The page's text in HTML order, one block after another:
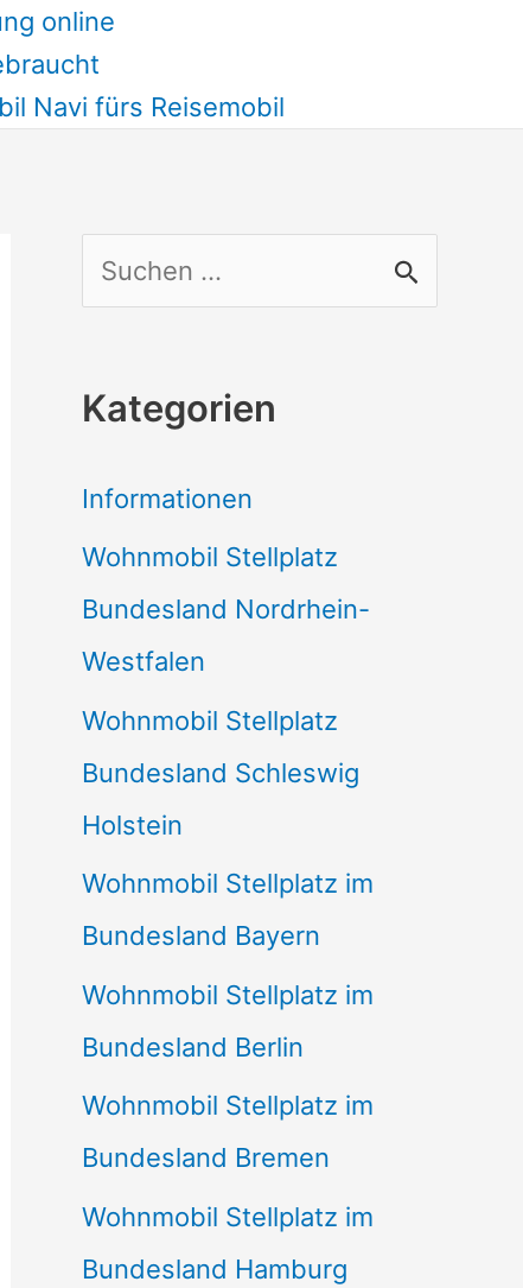
online
Navi fürs Reisemobil
u
h
n
a
c
h
:
Kategorien
Informationen
Wohnmobil Stellplatz
Bundesland Nordrhein-
Westfalen
Wohnmobil Stellplatz
Bundesland Schleswig
Holstein
Wohnmobil Stellplatz im
Bundesland Bayern
Wohnmobil Stellplatz im
Bundesland Berlin
Wohnmobil Stellplatz im
Bundesland Bremen
Wohnmobil Stellplatz im
Bundesland Hamburg